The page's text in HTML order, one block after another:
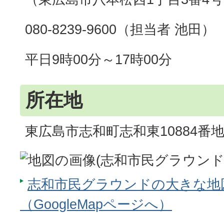
080-8239-9600（担当者 池田）
平日9時00分～17時00分
所在地
東広島市志和町志和東10884番地
志和市民グラウンドの大きな
（GoogleMapページへ）